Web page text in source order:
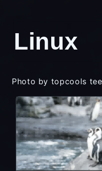
Linux
Photo by topcools tee